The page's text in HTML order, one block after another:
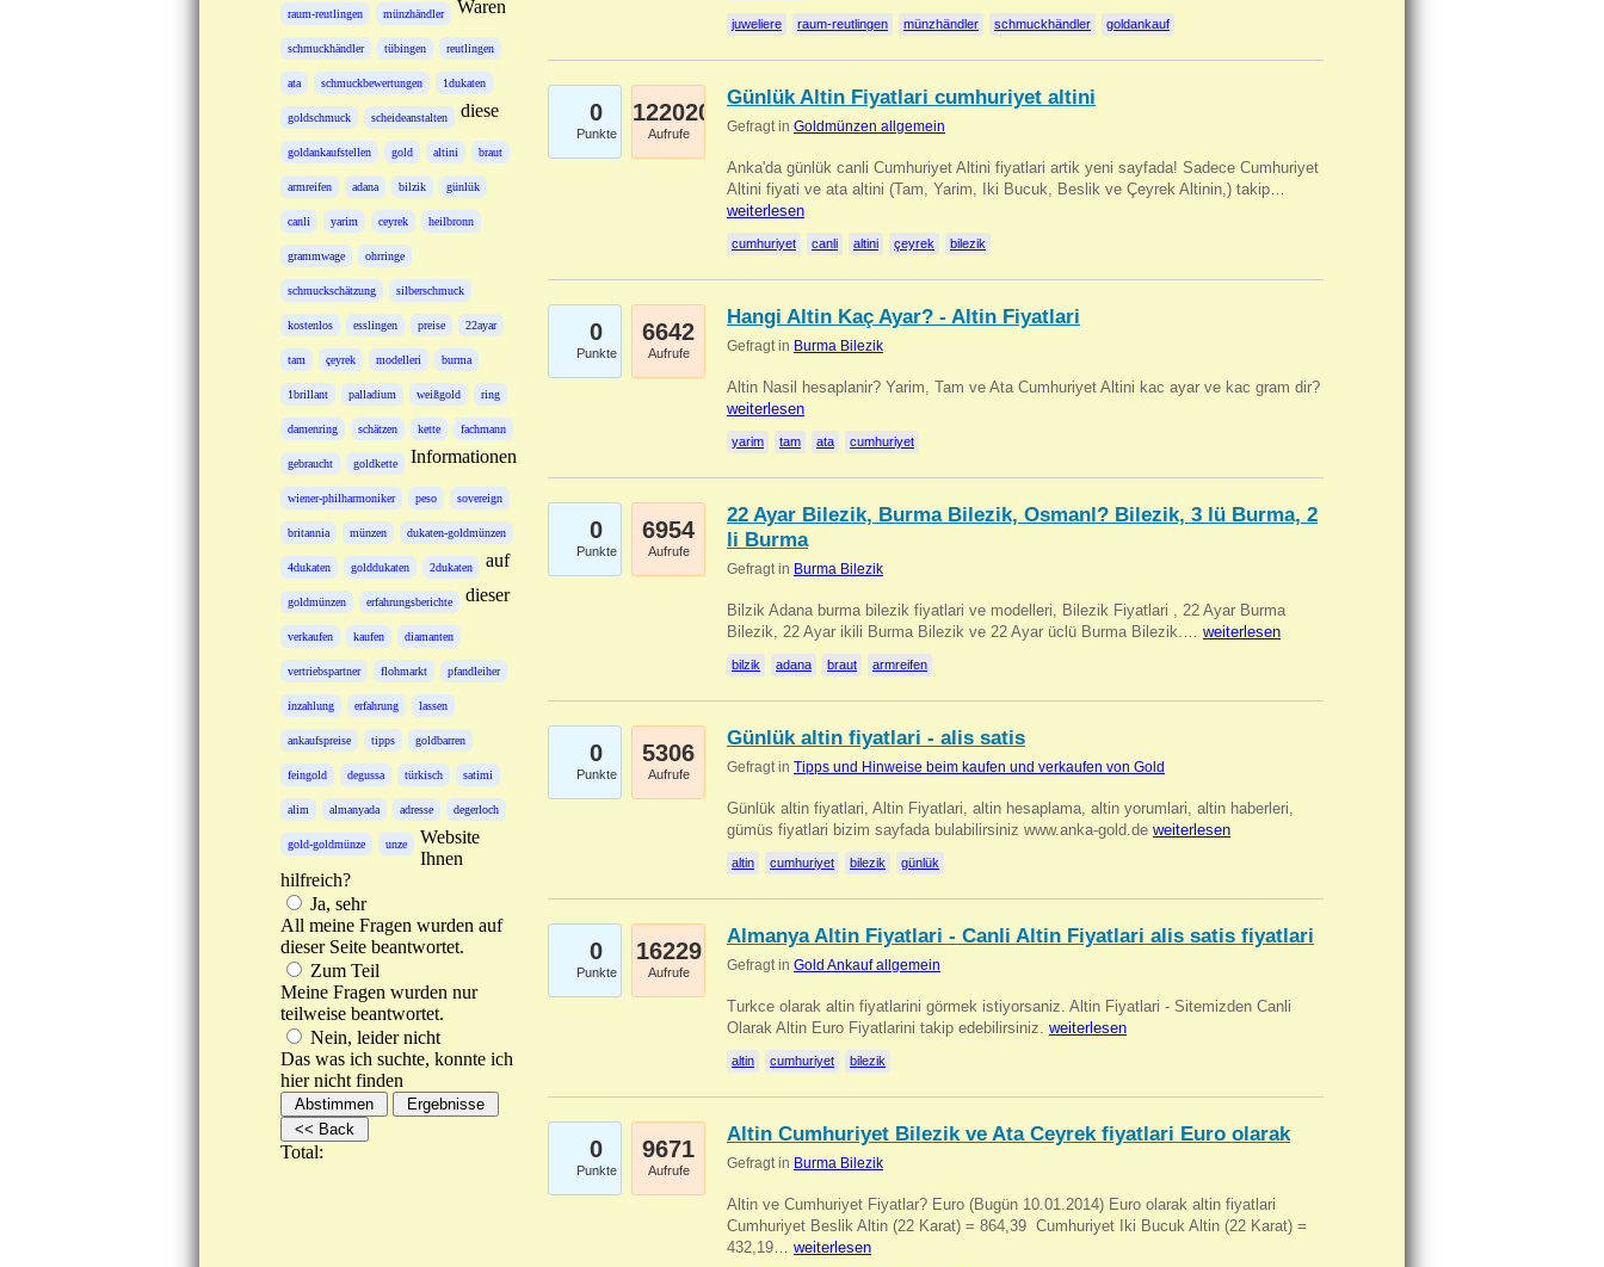
raum-reutlingen münzhändler
schmuckhändler tübingen reutlingen
ata schmuckbewertungen 1dukaten
goldschmuck scheideanstalten
goldankaufstellen gold altini braut
armreifen adana bilzik günlük
canli yarim ceyrek heilbronn
grammwage ohrringe
schmuckschätzung silberschmuck
kostenlos esslingen preise 22ayar
tam çeyrek modelleri burma
1brillant palladium weißgold ring
damenring schätzen kette fachmann
gebraucht goldkette
wiener-philharmoniker peso sovereign
britannia münzen dukaten-goldmünzen
4dukaten golddukaten 2dukaten
goldmünzen erfahrungsberichte
verkaufen kaufen diamanten
vertriebspartner flohmarkt pfandleiher
inzahlung erfahrung lassen
ankaufspreise tipps goldbarren
feingold degussa türkisch satimi
alim almanyada adresse degerloch
gold-goldmünze unze
Waren
diese
Informationen
auf
dieser
Website
Ihnen
hilfreich?
Ja, sehr
All meine Fragen wurden auf
dieser Seite beantwortet.
Zum Teil
Meine Fragen wurden nur
teilweise beantwortet.
Nein, leider nicht
Das was ich suchte, konnte ich
hier nicht finden
Total:
juweliere raum-reutlingen münzhändler schmuckhändler goldankauf
0
Punkte
122020
Aufrufe
Günlük Altin Fiyatlari cumhuriyet altini
Gefragt in Goldmünzen allgemein
Anka'da günlük canli Cumhuriyet Altini fiyatlari artik yeni sayfada! Sadece Cumhuriyet
Altini fiyati ve ata altini (Tam, Yarim, Iki Bucuk, Beslik ve Çeyrek Altinin,) takip…
weiterlesen
cumhuriyet canli altini çeyrek bilezik
0
Punkte
6642
Aufrufe
Hangi Altin Kaç Ayar? - Altin Fiyatlari
Gefragt in Burma Bilezik
Altin Nasil hesaplanir? Yarim, Tam ve Ata Cumhuriyet Altini kac ayar ve kac gram dir?
weiterlesen
yarim tam ata cumhuriyet
0
Punkte
6954
Aufrufe
22 Ayar Bilezik, Burma Bilezik, Osmanl? Bilezik, 3 lü Burma, 2
li Burma
Gefragt in Burma Bilezik
Bilzik Adana burma bilezik fiyatlari ve modelleri, Bilezik Fiyatlari , 22 Ayar Burma
Bilezik, 22 Ayar ikili Burma Bilezik ve 22 Ayar üclü Burma Bilezik.… weiterlesen
bilzik adana braut armreifen
0
Punkte
5306
Aufrufe
Günlük altin fiyatlari - alis satis
Gefragt in Tipps und Hinweise beim kaufen und verkaufen von Gold
Günlük altin fiyatlari, Altin Fiyatlari, altin hesaplama, altin yorumlari, altin haberleri,
gümüs fiyatlari bizim sayfada bulabilirsiniz www.anka-gold.de weiterlesen
altin cumhuriyet bilezik günlük
0
Punkte
16229
Aufrufe
Almanya Altin Fiyatlari - Canli Altin Fiyatlari alis satis fiyatlari
Gefragt in Gold Ankauf allgemein
Turkce olarak altin fiyatlarini görmek istiyorsaniz. Altin Fiyatlari - Sitemizden Canli
Olarak Altin Euro Fiyatlarini takip edebilirsiniz. weiterlesen
altin cumhuriyet bilezik
0
Punkte
9671
Aufrufe
Altin Cumhuriyet Bilezik ve Ata Ceyrek fiyatlari Euro olarak
Gefragt in Burma Bilezik
Altin ve Cumhuriyet Fiyatlar? Euro (Bugün 10.01.2014) Euro olarak altin fiyatlari
Cumhuriyet Beslik Altin (22 Karat) = 864,39  Cumhuriyet Iki Bucuk Altin (22 Karat) =
432,19… weiterlesen